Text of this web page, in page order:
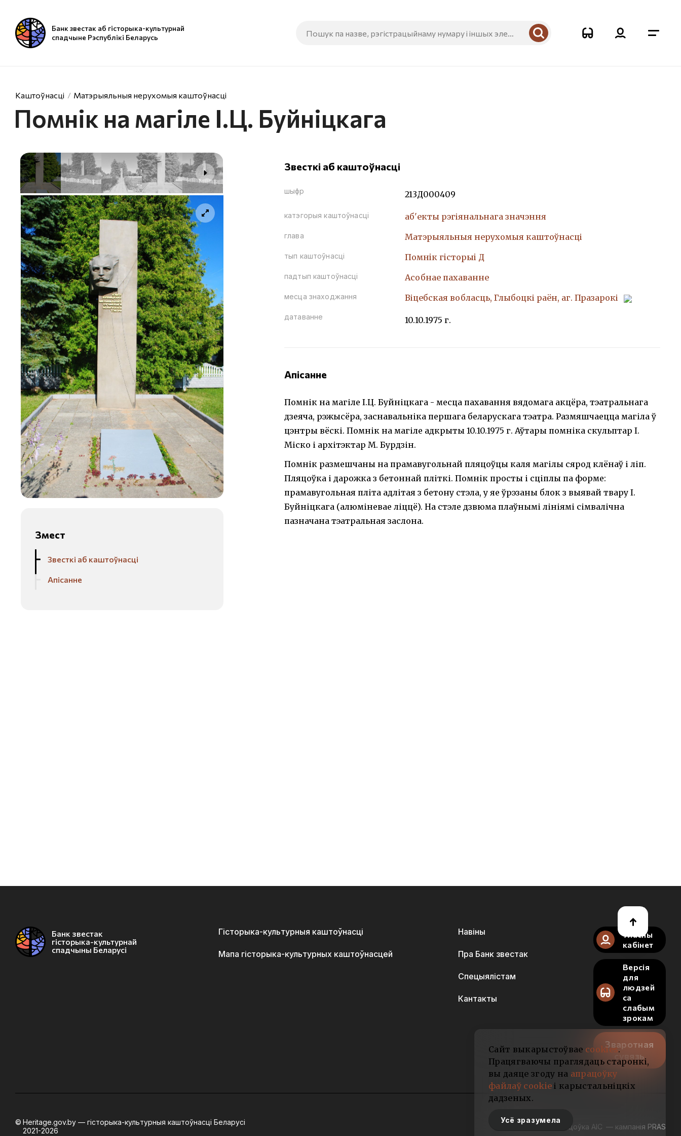
Банк звестак аб гісторыка-культурнай
спадчыне Рэспублікі Беларусь
Каштоўнасці Матэрыяльныя нерухомыя каштоўнасці
Помнік на магіле І.Ц. Буйніцкага
Змест
Звесткі аб каштоўнасці
Апісанне
Звесткі аб каштоўнасці
шыфр 213Д000409
катэгорыя каштоўнасці аб'екты рэгіянальнага значэння
глава Матэрыяльныя нерухомыя каштоўнасці
тып каштоўнасці Помнiк гiсторыi Д
падтып каштоўнасці Асобнае пахаванне
месца знаходжання Віцебская вобласць, Глыбоцкі раён, аг. Празарокі
датаванне 10.10.1975 г.
Апісанне
Помнік на магіле І.Ц. Буйніцкага - месца пахавання вядомага акцёра, тэатральнага
дзеяча, рэжысёра, заснавальніка першага беларускага тэатра. Размяшчаецца магіла ў
цэнтры вёскі. Помнік на магіле адкрыты 10.10.1975 г. Аўтары помніка скульптар І.
Міско і архітэктар М. Бурдзін.
Помнік размешчаны на прамавугольнай пляцоўцы каля магілы сярод клёнаў і ліп.
Пляцоўка і дарожка з бетоннай пліткі. Помнік просты і сціплы па форме:
прамавугольная пліта адлітая з бетону стэла, у яе ўрэзаны блок з выявай твару І.
Буйніцкага (алюміневае ліццё). На стэле дзвюма плаўнымі лініямі сімвалічна
пазначана тэатральная заслона.
Банк звестак
гісторыка-культурнай
спадчыны Беларусі
Гісторыка-культурныя каштоўнасці
Мапа гісторыка-культурных каштоўнасцей
Навіны
Пра Банк звестак
Спецыялістам
Кантакты
Уласны
кабінет
Версія
для
людзей
са
слабым
зрокам
Зваротная
сувязь
Heritage.gov.by — гісторыка-культурныя каштоўнасці Беларусі
2021-2026
Распрацоўка АІС — кампанія PRAS
Сайт выкарыстоўвае cookies.
Працягваючы праглядаць старонкі,
вы даяце згоду на апрацоўку
файлаў cookie і карыстальніцкіх
дадзеных.
Усё зразумела